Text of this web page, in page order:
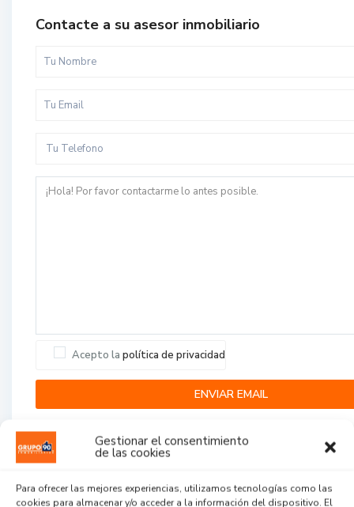
Gestionar el consentimiento
de las cookies
Para ofrecer las mejores experiencias, utilizamos tecnologías como las
cookies para almacenar y/o acceder a la información del dispositivo. El
Contacte a su asesor inmobiliario
Acepto la política de privacidad